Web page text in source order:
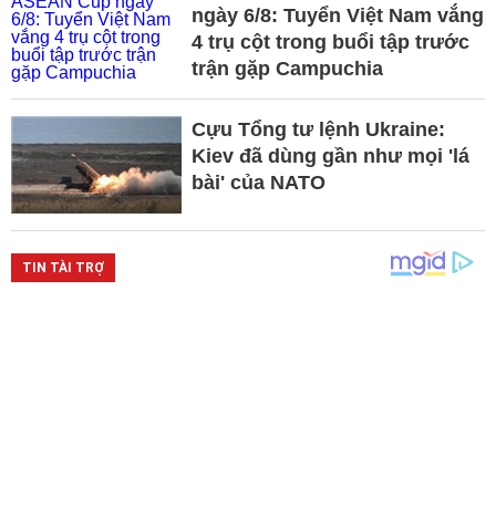
ngày 6/8: Tuyển Việt Nam vắng
4 trụ cột trong buổi tập trước
trận gặp Campuchia
Cựu Tổng tư lệnh Ukraine:
Kiev đã dùng gần như mọi 'lá
bài' của NATO